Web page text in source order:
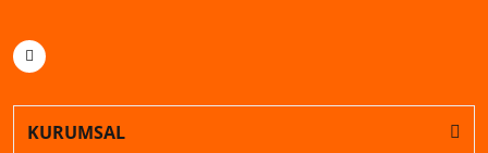
KURUMSAL